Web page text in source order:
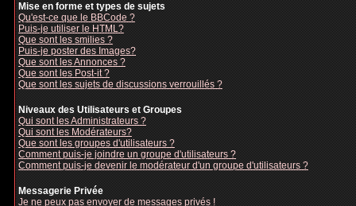
Mise en forme et types de sujets
Qu'est-ce que le BBCode ?
Puis-je utiliser le HTML?
Que sont les smilies ?
Puis-je poster des Images?
Que sont les Annonces ?
Que sont les Post-it ?
Que sont les sujets de discussions verrouillés ?
Niveaux des Utilisateurs et Groupes
Qui sont les Administrateurs ?
Qui sont les Modérateurs?
Que sont les groupes d'utilisateurs ?
Comment puis-je joindre un groupe d'utilisateurs ?
Comment puis-je devenir le modérateur d'un groupe d'utilisateurs ?
Messagerie Privée
Je ne peux pas envoyer de messages privés !